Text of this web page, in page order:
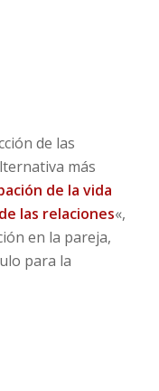
de las
más
de la vida
las relaciones«,
en la pareja,
para la